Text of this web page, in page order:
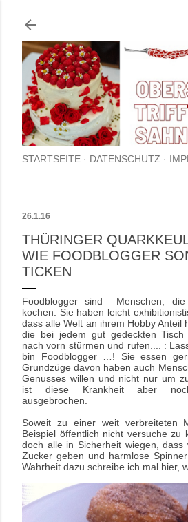
STARTSEITE DATENSCHUTZ
26.1.16
THÜRINGER
WIE FOODBLOGGER
TICKEN
Foodblogger sind Menschen,
kochen. Sie haben leicht
dass alle Welt an ihrem Hobby Anteil
die bei jedem gut gedeckten
nach vorn stürmen und rufen.... :
bin Foodblogger …! Sie essen
Grundzüge davon haben auch
Genusses willen und nicht nur um
ist diese Krankheit aber
ausgebrochen.
Soweit zu einer weit verbreiteten
Beispiel öffentlich nicht versuche zu
doch alle in Sicherheit wiegen, dass
Zucker geben und harmlose
Wahrheit dazu schreibe ich mal hier,